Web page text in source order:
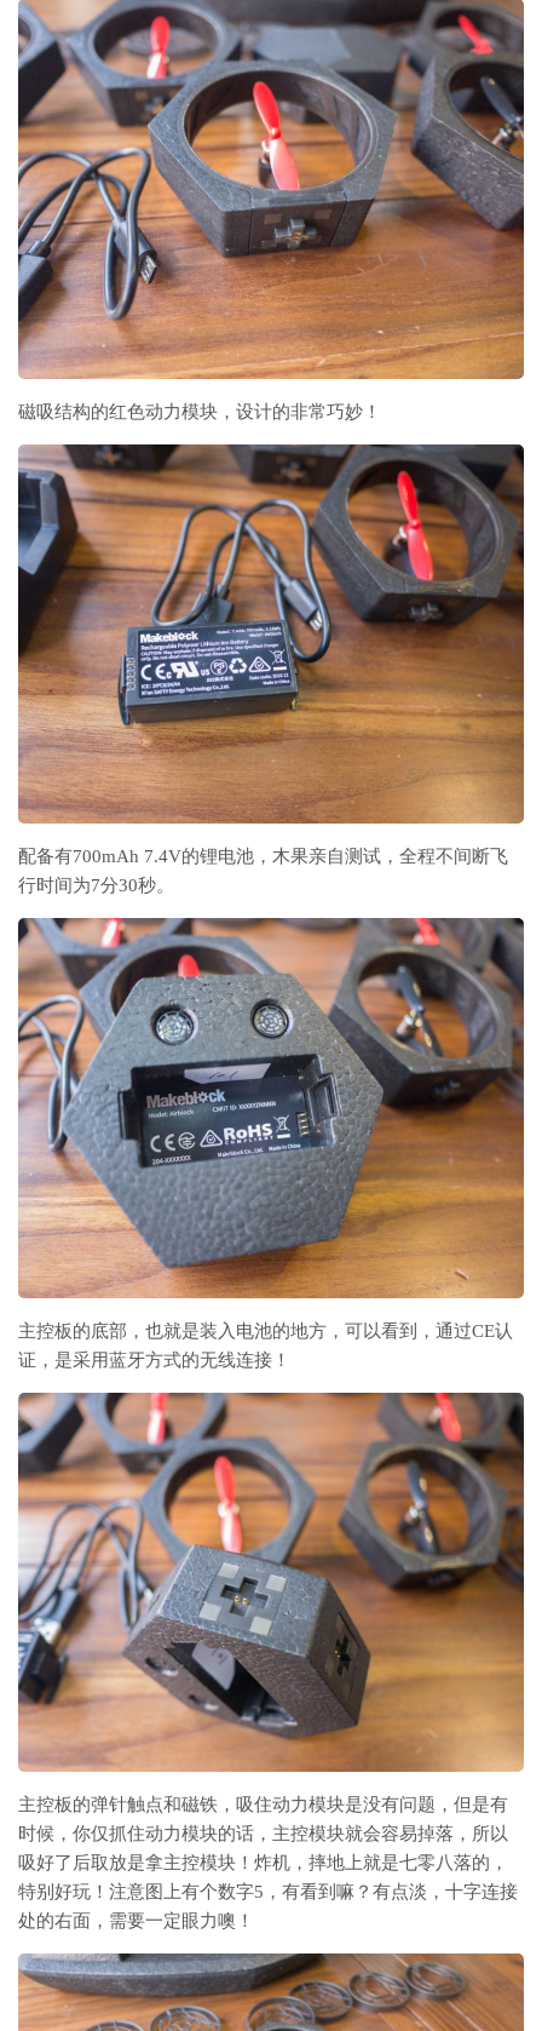
磁吸结构的红色动力模块，设计的非常巧妙！
配备有700mAh 7.4V的锂电池，木果亲自测试，全程不间断飞
行时间为7分30秒。
主控板的底部，也就是装入电池的地方，可以看到，通过CE认
证，是采用蓝牙方式的无线连接！
主控板的弹针触点和磁铁，吸住动力模块是没有问题，但是有
时候，你仅抓住动力模块的话，主控模块就会容易掉落，所以
吸好了后取放是拿主控模块！炸机，摔地上就是七零八落的，
特别好玩！注意图上有个数字5，有看到嘛？有点淡，十字连接
处的右面，需要一定眼力噢！